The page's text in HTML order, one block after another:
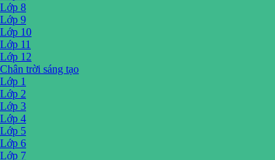
Lớp 8
Lớp 9
Lớp 10
Lớp 11
Lớp 12
Chân trời sáng tạo
Lớp 1
Lớp 2
Lớp 3
Lớp 4
Lớp 5
Lớp 6
Lớp 7